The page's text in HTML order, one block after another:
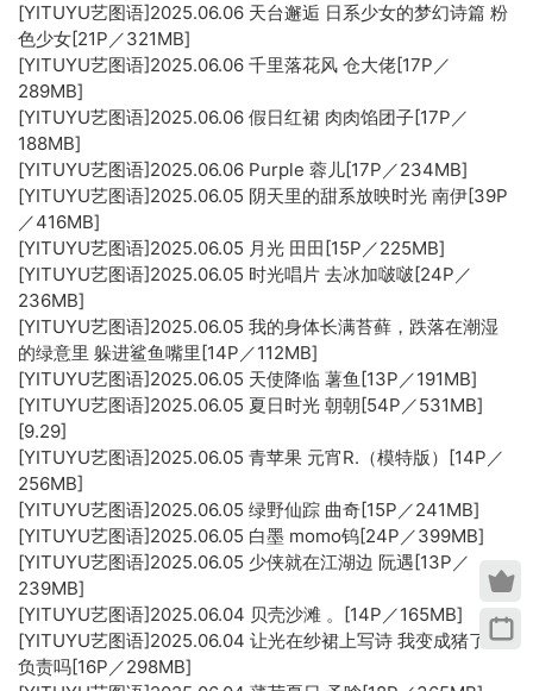
[YITUYU艺图语]2025.06.06 天台邂逅 日系少女的梦幻诗篇 粉
色少女[21P／321MB]
[YITUYU艺图语]2025.06.06 千里落花风 仓大佬[17P／
289MB]
[YITUYU艺图语]2025.06.06 假日红裙 肉肉馅团子[17P／
188MB]
[YITUYU艺图语]2025.06.06 Purple 蓉儿[17P／234MB]
[YITUYU艺图语]2025.06.05 阴天里的甜系放映时光 南伊[39P
／416MB]
[YITUYU艺图语]2025.06.05 月光 田田[15P／225MB]
[YITUYU艺图语]2025.06.05 时光唱片 去冰加啵啵[24P／
236MB]
[YITUYU艺图语]2025.06.05 我的身体长满苔藓，跌落在潮湿
的绿意里 躲进鲨鱼嘴里[14P／112MB]
[YITUYU艺图语]2025.06.05 天使降临 薯鱼[13P／191MB]
[YITUYU艺图语]2025.06.05 夏日时光 朝朝[54P／531MB]
[9.29]
[YITUYU艺图语]2025.06.05 青苹果 元宵R.（模特版）[14P／
256MB]
[YITUYU艺图语]2025.06.05 绿野仙踪 曲奇[15P／241MB]
[YITUYU艺图语]2025.06.05 白墨 momo钨[24P／399MB]
[YITUYU艺图语]2025.06.05 少侠就在江湖边 阮遇[13P／
239MB]
[YITUYU艺图语]2025.06.04 贝壳沙滩 。[14P／165MB]
[YITUYU艺图语]2025.06.04 让光在纱裙上写诗 我变成猪了你
负责吗[16P／298MB]